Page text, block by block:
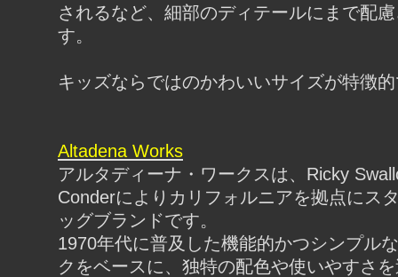
されるなど、細部のディテールにまで配
す。
キッズならではのかわいいサイズが特徴
Altadena Works
アルタディーナ・ワークスは、Ricky
Conderによりカリフォルニアを拠点にス
ッグブランドです。
1970年代に普及した機能的かつシンプル
クをベースに、独特の配色や使いやすさ